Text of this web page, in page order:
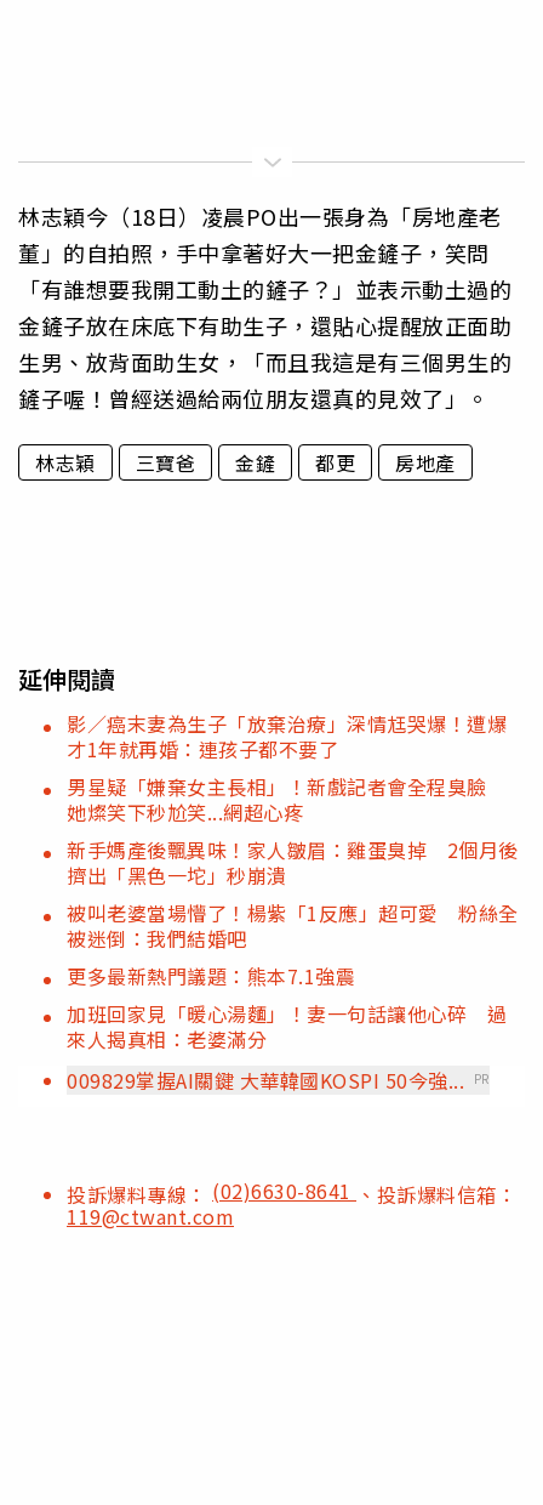
林志穎今（18日）凌晨PO出一張身為「房地產老
董」的自拍照，手中拿著好大一把金鏟子，笑問
「有誰想要我開工動土的鏟子？」並表示動土過的
金鏟子放在床底下有助生子，還貼心提醒放正面助
生男、放背面助生女，「而且我這是有三個男生的
鏟子喔！曾經送過給兩位朋友還真的見效了」。
林志穎 三寶爸 金鏟 都更 房地產
延伸閱讀
影／癌末妻為生子「放棄治療」深情尪哭爆！遭爆
才1年就再婚：連孩子都不要了
男星疑「嫌棄女主長相」！新戲記者會全程臭臉
她燦笑下秒尬笑...網超心疼
新手媽產後飄異味！家人皺眉：雞蛋臭掉 2個月後
擠出「黑色一坨」秒崩潰
被叫老婆當場懵了！楊紫「1反應」超可愛 粉絲全
被迷倒：我們結婚吧
更多最新熱門議題：熊本7.1強震
加班回家見「暖心湯麵」！妻一句話讓他心碎 過
來人揭真相：老婆滿分
009829掌握AI關鍵 大華韓國KOSPI 50今強...
PR
投訴爆料專線： (02)6630-8641 、投訴爆料信箱：
119@ctwant.com